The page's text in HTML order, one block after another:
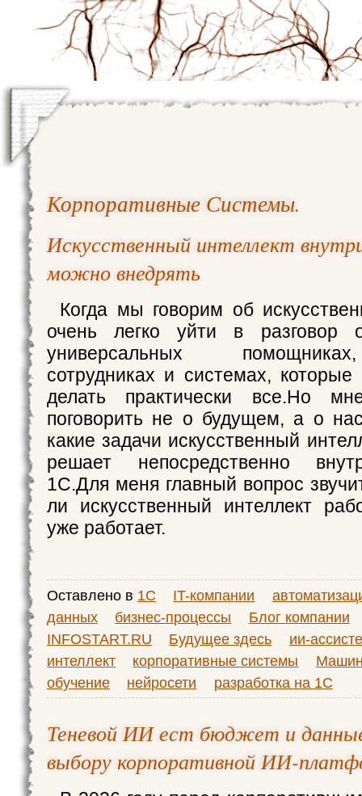
Корпоративные Системы.
Искусственный интеллект
можно внедрять
Когда мы говорим об
очень легко уйти в
универсальных
сотрудниках и системах,
делать практически все.Но
поговорить не о будущем, а о
какие задачи искусственный
решает непосредственно
1С.Для меня главный вопрос
ли искусственный интеллект
уже работает.
Оставлено в 1С IT-компании
данных
бизнес-процессы
Блог компании
INFOSTART.RU
Будущее здесь
ии-
интеллект
корпоративные системы
обучение
нейросети разработка на 1С
Теневой ИИ ест бюджет и
выбору корпоративной ИИ-